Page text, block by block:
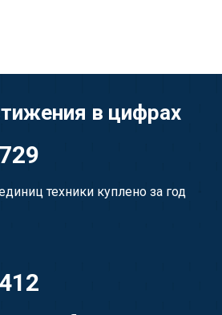
в цифрах
729
техники куплено за год
412